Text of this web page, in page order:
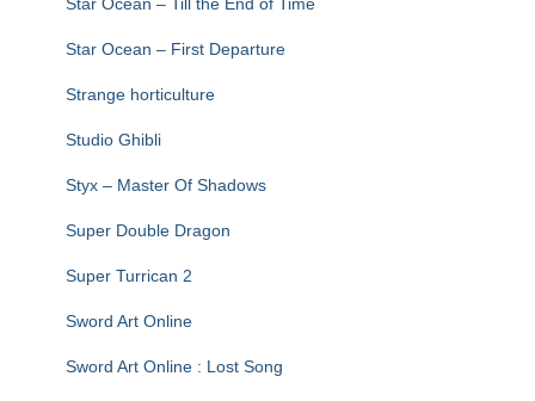
Star Ocean – First Departure
Strange horticulture
Studio Ghibli
Styx – Master Of Shadows
Super Double Dragon
Super Turrican 2
Sword Art Online
Sword Art Online : Lost Song